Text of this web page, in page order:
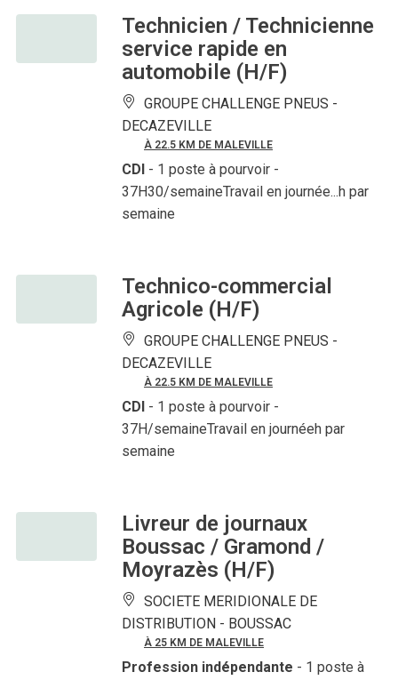
Technicien / Technicienne
service rapide en
automobile (H/F)
GROUPE CHALLENGE PNEUS -
DECAZEVILLE
À 22.5 KM DE MALEVILLE
CDI - 1 poste à pourvoir -
37H30/semaineTravail en journée...h par
semaine
Technico-commercial
Agricole (H/F)
GROUPE CHALLENGE PNEUS -
DECAZEVILLE
À 22.5 KM DE MALEVILLE
CDI - 1 poste à pourvoir -
37H/semaineTravail en journéeh par
semaine
Livreur de journaux
Boussac / Gramond /
Moyrazès (H/F)
SOCIETE MERIDIONALE DE
DISTRIBUTION - BOUSSAC
À 25 KM DE MALEVILLE
Profession indépendante - 1 poste à